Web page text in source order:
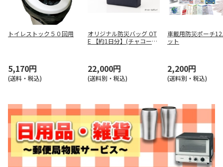
トイレストック５０回用
5,170円
(送料・税込)
オリジナル防災バッグ OT
E 【約1日分】(チャコール
22,000円
(送料別・税込)
車載用防災ポーチ
ット
2,200円
(送料別・税込)